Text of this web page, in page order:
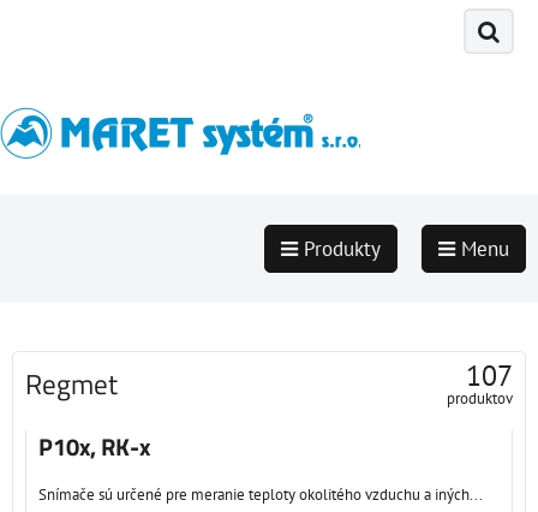
Produkty Menu
Regmet 107
produktov
P10x, RK-x
Snímače sú určené pre meranie teploty okolitého vzduchu a iných...